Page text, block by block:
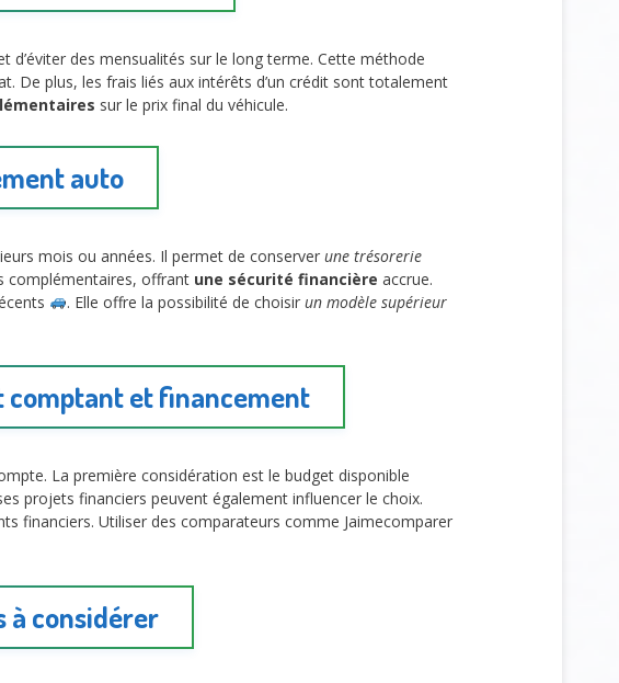
d’éviter des mensualités sur le long terme. Cette méthode
De plus, les frais liés aux intérêts d’un crédit sont totalement
sur le prix final du véhicule.
auto
mois ou années. Il permet de conserver une trésorerie
complémentaires, offrant une sécurité financière accrue.
. Elle offre la possibilité de choisir un modèle supérieur
comptant et financement
La première considération est le budget disponible
projets financiers peuvent également influencer le choix.
financiers. Utiliser des comparateurs comme Jaimecomparer
à considérer